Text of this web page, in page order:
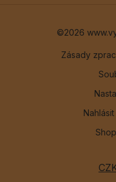
©2026
Zásady